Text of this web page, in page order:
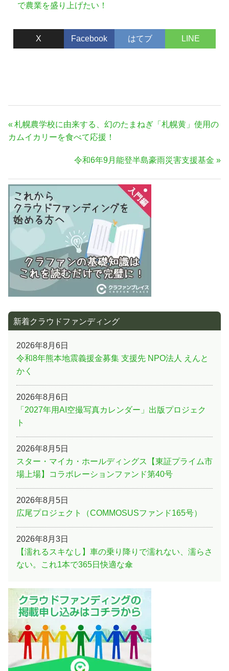
で農業を盛り上げたい！
X Facebook はてブ LINE
投
稿
ゲ
ー
シ
ョ
ン
前
の
札幌農学校に由来する、幻のたまねぎ「札幌黄」使用の
カムイカリーを食べて応援！
次
記
令和6年9月能登半島豪雨災害支援基金
新着クラウドファンディング
2026年8月6日
令和8年熊本地震義援金募集 支援先 NPO法人 えんと
かく
2026年8月6日
「2027年用AI空撮写真カレンダー」出版プロジェク
ト
2026年8月5日
スター・マイカ・ホールディングス【東証プライム市
場上場】コラボレーションファンド第40号
2026年8月5日
広尾プロジェクト（COMMOSUSファンド165号）
2026年8月3日
【濡れるスキなし】車の乗り降りで濡れない、濡らさ
ない。これ1本で365日快適な傘